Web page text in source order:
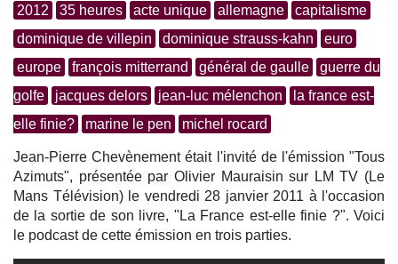
2012 35 heures acte unique allemagne
capitalisme
dominique de villepin
dominique strauss-kahn
euro
europe
françois mitterrand général de gaulle
guerre du
golfe
jacques delors jean-luc mélenchon
la france est-
elle finie?
marine le pen michel rocard
Jean-Pierre Chevènement était l'invité de l'émission "Tous
Azimuts", présentée par Olivier Mauraisin sur LM TV (Le
Mans Télévision) le vendredi 28 janvier 2011 à l'occasion
de la sortie de son livre, "La France est-elle finie ?". Voici
le podcast de cette émission en trois parties.